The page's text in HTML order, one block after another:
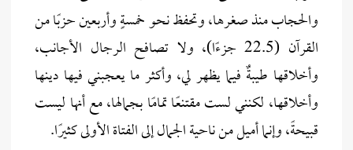
والحجاب منذ صغرها، وتحفظ نحو خمسةٍ وأربعين حزبًا من
القرآن (22.5 جزءًا)، ولا تصافح الرجال الأجانب،
وأخلاقها طيبةٌ فيما يظهر لي، وأكثر ما يعجبني فيها دينها
وأخلاقها، لكنني لست مقتنعًا تمامًا بجمالها، مع أنها ليست
قبيحةً، وإنما أميل من ناحية الجمال إلى الفتاة الأولى كثيرًا.